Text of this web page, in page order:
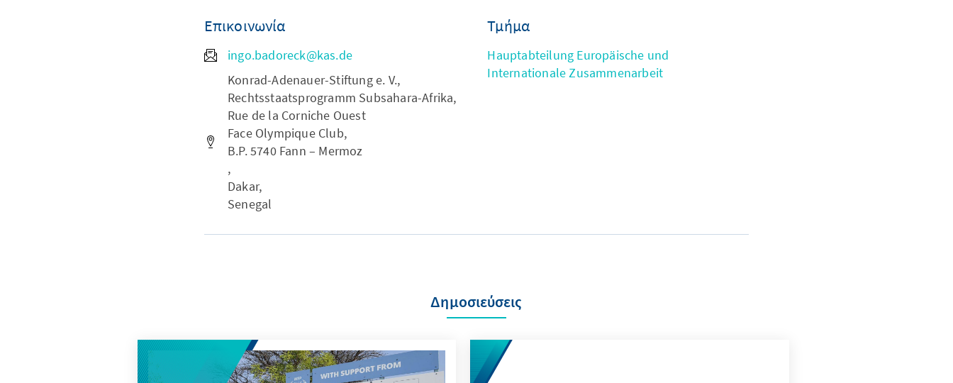
Επικοινωνία
ingo.badoreck@kas.de
Konrad-Adenauer-Stiftung e. V.,
Rechtsstaatsprogramm Subsahara-Afrika,
Rue de la Corniche Ouest
Face Olympique Club,
B.P. 5740 Fann – Mermoz
,
Dakar,
Senegal
Τμήμα
Hauptabteilung Europäische und
Internationale Zusammenarbeit
Δημοσιεύσεις